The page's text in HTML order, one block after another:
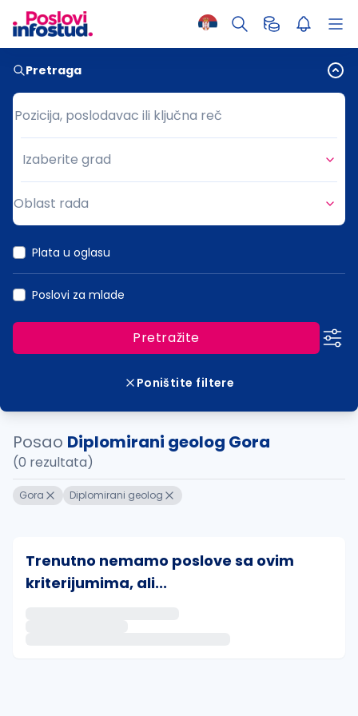
Pretraga
Pozicija, poslodavac ili ključna reč
Pozicija, poslodavac ili ključna reč
Grad
Izaberite grad
Oblast rada
Plata u oglasu
Poslovi za mlade
Pretražite
Poništite filtere
Posao Diplomirani geolog Gora
(0 rezultata)
Gora Diplomirani geolog
Trenutno nemamo poslove sa ovim
kriterijumima, ali...